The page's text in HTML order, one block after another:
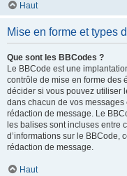
Haut
Mise en forme et types
Que sont les BBCodes ?
Le BBCode est une
contrôle de mise en forme des
décider si vous pouvez utiliser
dans chacun de vos
rédaction de message. Le
les balises sont incluses entre
d’informations sur le BBCode,
rédaction de message.
Haut